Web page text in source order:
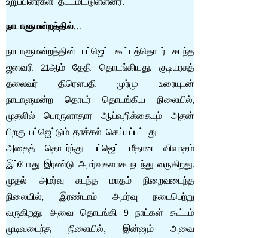
நாடாளுமன்றத்தில்…
நாடாளுமன்றத்தின் பட்ஜெட் கூட்டத்தொடர் கடந்த
ஜனவரி 21ஆம் தேதி தொடங்கியது. குடியரசுத்
தலைவர் திரெளபதி முர்மு உரையுடன்
நாடாளுமன்ற தொடர் தொடங்கிய நிலையில்,
முதலில் பொருளாதார ஆய்வறிக்கையும் அதன்
பிறகு பட்ஜெட்டும் தாக்கல் செய்யப்பட்டது
அதைத் தொடர்ந்து பட்ஜெட் மீதான விவாதம்
இப்போது இரண்டு அமர்வுகளாக நடந்து வருகிறது.
முதல் அமர்வு கடந்த மாதம் நிறைவடைந்த
நிலையில், இரண்டாம் அமர்வு நடைபெற்று
வருகிறது. அவை தொடங்கி 9 நாட்கள் கூட்டம்
முடிவடைந்த நிலையில், இன்னும் அவை